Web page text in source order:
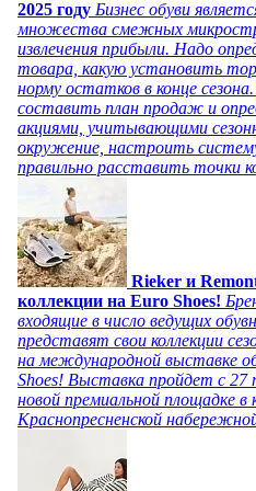
2025 году Бизнес обуви
множества смежных
извлечения прибыли. Надо
товара, какую установить
норму остатков в конце
составить план продаж и
акциями, учитывающими
окружение, настроить
правильно расставить точки
Rieker и
коллекции на Euro Shoes!
входящие в число ведущих
представят свои коллекции
на международной выставке
Shoes! Выставка пройдет c 27
новой премиальной площадке
Краснопресненской